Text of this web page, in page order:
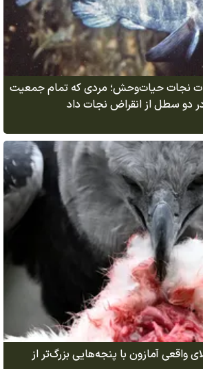
نجات حیات‌وحش؛ مردی که تمام جمعیت
دو سطل از انقراض نجات داد
واقعی آمازون با پنجه‌هایی بزرگ‌تر از